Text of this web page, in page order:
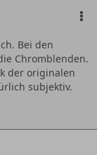
Bei den
Chromblenden.
der originalen
subjektiv.